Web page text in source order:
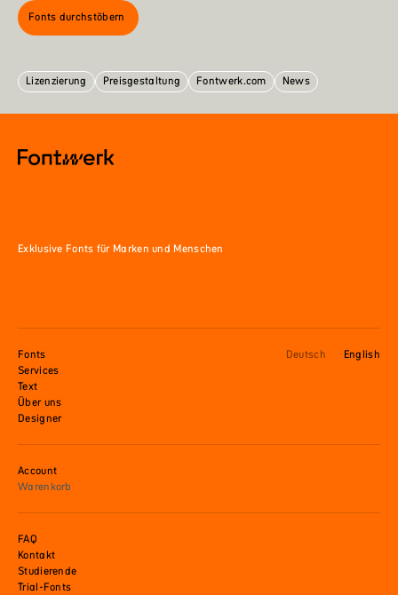
Fonts durchstöbern
Lizenzierung Preisgestaltung Fontwerk.com News
Exklusive Fonts für Marken und Menschen
Fonts
Services
Text
Über uns
Designer
Deutsch English
Account
Warenkorb
FAQ
Kontakt
Studierende
Trial-Fonts